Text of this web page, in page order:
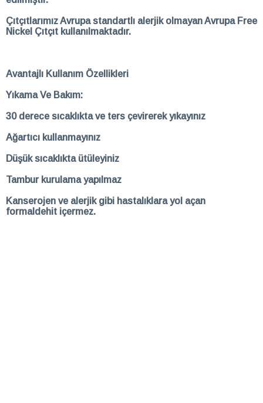
Çıtçıtlarımız Avrupa standartlı alerjik olmayan Avrupa Free
Nickel Çıtçıt kullanılmaktadır.
Avantajlı Kullanım Özellikleri
Yıkama Ve Bakım:
30 derece sıcaklıkta ve ters çevirerek yıkayınız
Ağartıcı kullanmayınız
Düşük sıcaklıkta ütüleyiniz
Tambur kurulama yapılmaz
Kanserojen ve alerjik gibi hastalıklara yol açan
formaldehit içermez.